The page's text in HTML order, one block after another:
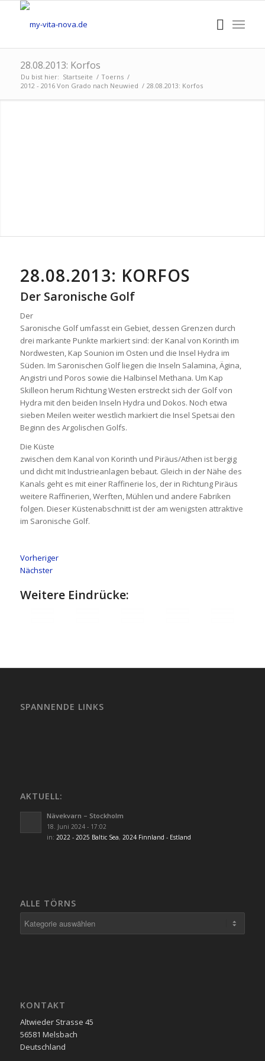
28.08.2013: Korfos
Du bist hier: Startseite / Toerns /
2012 - 2016 Von Grado nach Neuwied / 28.08.2013: Korfos
28.08.2013: KORFOS
Der Saronische Golf
Der
Saronische Golf umfasst ein Gebiet, dessen Grenzen durch
drei markante Punkte markiert sind: der Kanal von Korinth im
Nordwesten, Kap Sounion im Osten und die Insel Hydra im
Süden. Im Saronischen Golf liegen die Inseln Salamina, Ägina,
Angistri und Poros sowie die Halbinsel Methana. Um Kap
Skilleon herum Richtung Westen erstreckt sich der Golf von
Hydra mit den beiden Inseln Hydra und Dokos. Noch etwa
sieben Meilen weiter westlich markiert die Insel Spetsai den
Beginn des Argolischen Golfs.
Die Küste
zwischen dem Kanal von Korinth und Piräus/Athen ist bergig
und dicht mit Industrieanlagen bebaut. Gleich in der Nähe des
Kanals geht es mit einer Raffinerie los, der in Richtung Piräus
weitere Raffinerien, Werften, Mühlen und andere Fabriken
folgen. Dieser Küstenabschnitt ist der am wenigsten attraktive
im Saronische Golf.
Vorheriger
Nächster
Weitere Eindrücke:
SPANNENDE LINKS
AKTUELL:
Nävekvarn – Stockholm
18. Juni 2024 - 17:02
in: 2022 - 2025 Baltic Sea, 2024 Finnland - Estland
ALLE TÖRNS
KONTAKT
Altwieder Strasse 45
56581 Melsbach
Deutschland